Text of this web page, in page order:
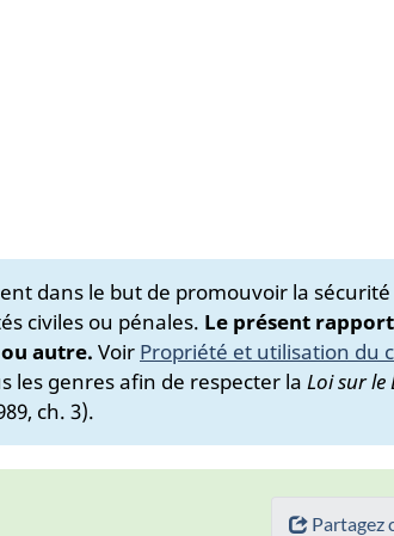
dans le but de promouvoir la sécurité
civiles ou pénales. Le présent rapport
autre. Voir Propriété et utilisation du
les genres afin de respecter la Loi sur le
ch. 3).
Partagez